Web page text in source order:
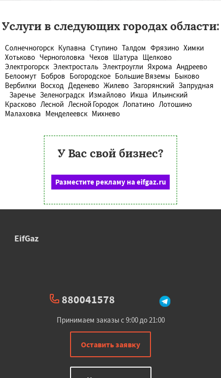
Услуги в следующих городах области:
Солнечногорск Купавна Ступино Талдом Фрязино Химки
Хотьково Черноголовка Чехов Шатура Щелково
Электрогорск Электросталь Электроугли Яхрома Андреево
Белоомут Бобров Богородское Большие Вяземы Быково
Вербилки Восход Деденево Жилево Загорянский Запрудная
Заречье Зеленоградск Измайлово Икша Ильинский
Красково Лесной Лесной Городок Лопатино Лотошино
Малаховка Менделеевск Михнево
У Вас свой бизнес?
Разместите рекламу на eifgaz.ru
EifGaz
880041578
Принимаем заказы с 9:00 до 21:00
Оставить заявку